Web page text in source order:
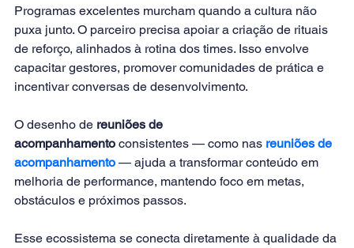
Programas excelentes murcham quando a cultura não
puxa junto. O parceiro precisa apoiar a criação de rituais
de reforço, alinhados à rotina dos times. Isso envolve
capacitar gestores, promover comunidades de prática e
incentivar conversas de desenvolvimento.
O desenho de reuniões de
acompanhamento consistentes — como nas reuniões de
acompanhamento — ajuda a transformar conteúdo em
melhoria de performance, mantendo foco em metas,
obstáculos e próximos passos.
Esse ecossistema se conecta diretamente à qualidade da